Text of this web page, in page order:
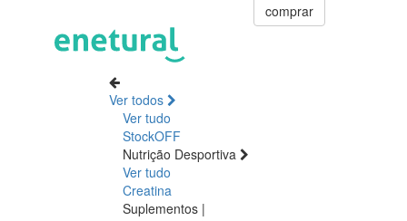
comprar
Ver todos
Ver tudo
StockOFF
Nutrição Desportiva
Ver tudo
Creatina
Suplementos |